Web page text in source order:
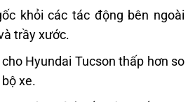
khỏi các tác động bên ngoài
trầy xước.
Hyundai Tucson thấp hơn so
xe.